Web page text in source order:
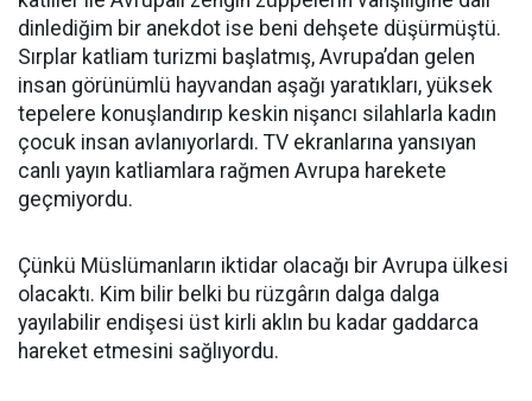
dinlediğim bir anekdot ise beni dehşete düşürmüştü.
Sırplar katliam turizmi başlatmış, Avrupa’dan gelen
insan görünümlü hayvandan aşağı yaratıkları, yüksek
tepelere konuşlandırıp keskin nişancı silahlarla kadın
çocuk insan avlanıyorlardı. TV ekranlarına yansıyan
canlı yayın katliamlara rağmen Avrupa harekete
geçmiyordu.
Çünkü Müslümanların iktidar olacağı bir Avrupa ülkesi
olacaktı. Kim bilir belki bu rüzgârın dalga dalga
yayılabilir endişesi üst kirli aklın bu kadar gaddarca
hareket etmesini sağlıyordu.